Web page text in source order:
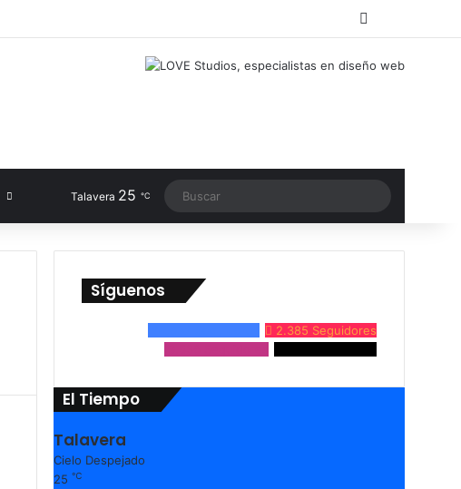
Instagram
TikTok
Talavera 25 ℃
Síguenos
2.385 Seguidores
El Tiempo
Talavera
Cielo Despejado
25℃